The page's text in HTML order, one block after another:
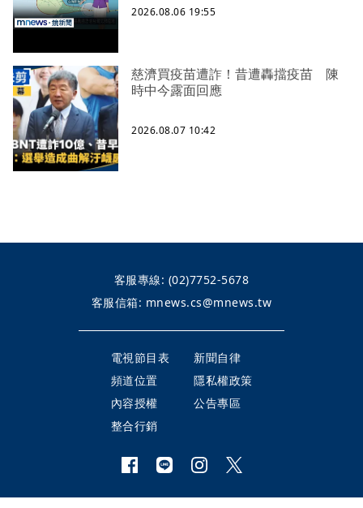
2026.08.06 19:55
慈濟買疫苗遭詐！昔遭轟擋疫苗 陳
時中今露面回應
2026.08.07 10:42
客服專線: (02)7752-5678
客服信箱: mnews.cs@mnews.tw
電視節目表
新聞自律
頻道位置
隱私權政策
內容授權
公告專區
整合行銷